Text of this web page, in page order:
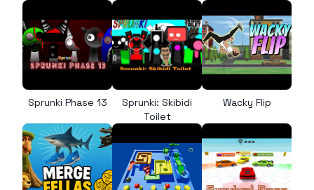
Sprunki Phase 13
Sprunki: Skibidi
Toilet
Wacky Flip